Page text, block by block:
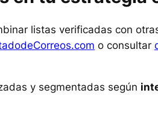
listas verificadas con
o consultar
y segmentadas según